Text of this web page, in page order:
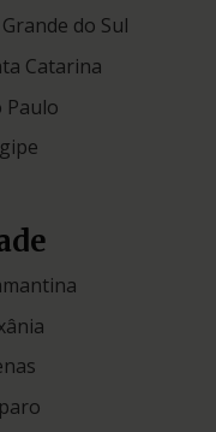
do Sul
Catarina
Paulo